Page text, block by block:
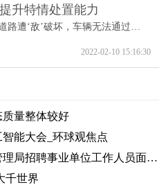
升特情处置能力
2022-02-10 15:16:30
量整体较好
能大会_环球观焦点
2023云南文山州市场监督管理局招聘事业单位工作人员面试通告
千世界